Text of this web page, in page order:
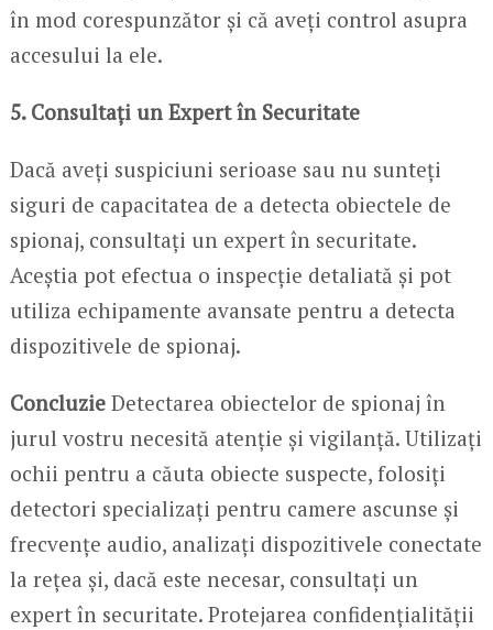
în mod corespunzător și că aveți control asupra
accesului la ele.
5. Consultați un Expert în Securitate
Dacă aveți suspiciuni serioase sau nu sunteți
siguri de capacitatea de a detecta obiectele de
spionaj, consultați un expert în securitate.
Aceștia pot efectua o inspecție detaliată și pot
utiliza echipamente avansate pentru a detecta
dispozitivele de spionaj.
ConcluzieDetectarea obiectelor de spionaj în
jurul vostru necesită atenție și vigilanță. Utilizați
ochii pentru a căuta obiecte suspecte, folosiți
detectori specializați pentru camere ascunse și
frecvențe audio, analizați dispozitivele conectate
la rețea și, dacă este necesar, consultați un
expert în securitate. Protejarea confidențialității